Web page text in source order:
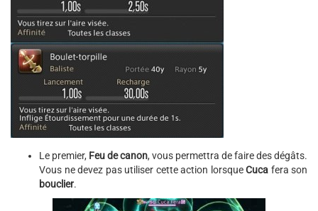
Le premier, Feu de canon, vous permettra de faire des dégâts.
Vous ne devez pas utiliser cette action lorsqueCuca fera son
bouclier.